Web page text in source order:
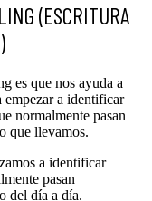
(ESCRITURA
es que nos ayuda a
empezar a identificar
normalmente pasan
que llevamos.
a identificar
pasan
del día a día.